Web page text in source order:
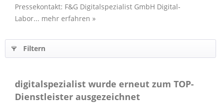
Pressekontakt: F&G Digitalspezialist GmbH Digital-
Labor... mehr erfahren »
Filtern
digitalspezialist wurde erneut zum TOP-
Dienstleister ausgezeichnet